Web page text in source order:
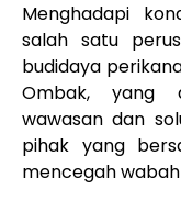
Menghadapi
salah satu
budidaya
Ombak, yang
wawasan dan
pihak yang
mencegah